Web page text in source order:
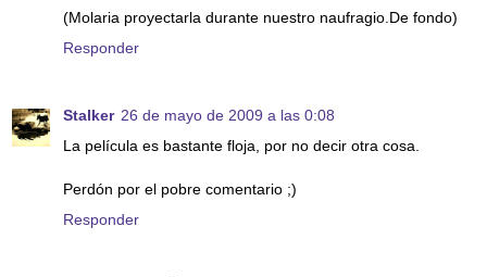
(Molaria proyectarla durante nuestro naufragio.De fondo)
Responder
Stalker 26 de mayo de 2009 a las 0:08
La película es bastante floja, por no decir otra cosa.
Perdón por el pobre comentario ;)
Responder